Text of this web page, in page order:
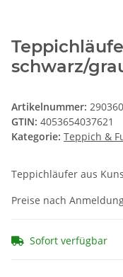
schwarz/
Artikelnummer: 290360
GTIN: 4053654037621
Kategorie: Teppich &
Teppichläufer aus
Preise nach
Sofort verfügbar